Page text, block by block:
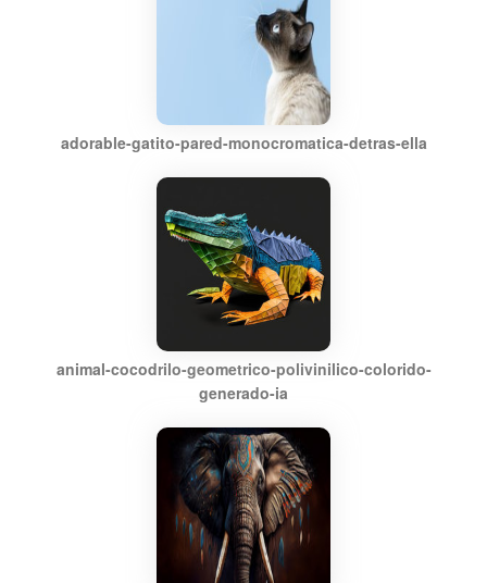
adorable-gatito-pared-monocromatica-detras-ella
animal-cocodrilo-geometrico-polivinilico-colorido-
generado-ia